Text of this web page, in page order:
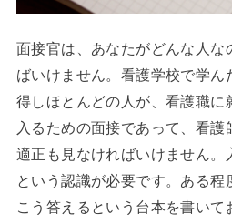
面接官は、あなたがどんな人な
ばいけません。看護学校で学ん
得しほとんどの人が、看護職に
入るための面接であって、看
適正も見なければいけません。
という認識が必要です。ある程
こう答えるという台本を書い